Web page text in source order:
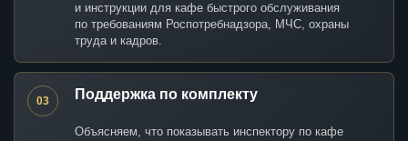
и инструкции для кафе быстрого обслуживания
по требованиям Роспотребнадзора, МЧС, охраны
труда и кадров.
03 Поддержка по комплекту
Объясняем, что показывать инспектору по кафе